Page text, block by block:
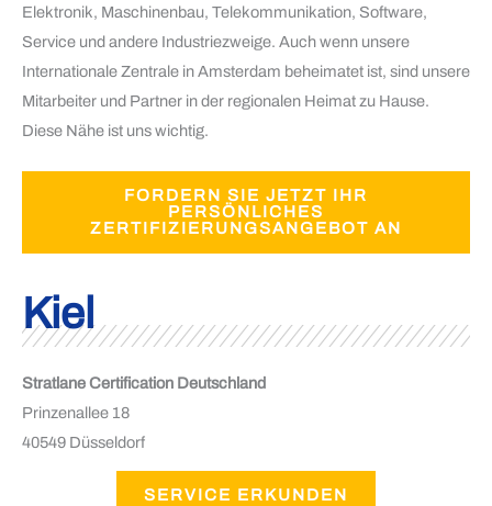
Elektronik, Maschinenbau, Telekommunikation, Software,
Service und andere Industriezweige. Auch wenn unsere
Internationale Zentrale in Amsterdam beheimatet ist, sind unsere
Mitarbeiter und Partner in der regionalen Heimat zu Hause.
Diese Nähe ist uns wichtig.
FORDERN SIE JETZT IHR
PERSÖNLICHES
ZERTIFIZIERUNGSANGEBOT AN
Kiel
Stratlane Certification Deutschland
Prinzenallee 18
40549 Düsseldorf
SERVICE ERKUNDEN